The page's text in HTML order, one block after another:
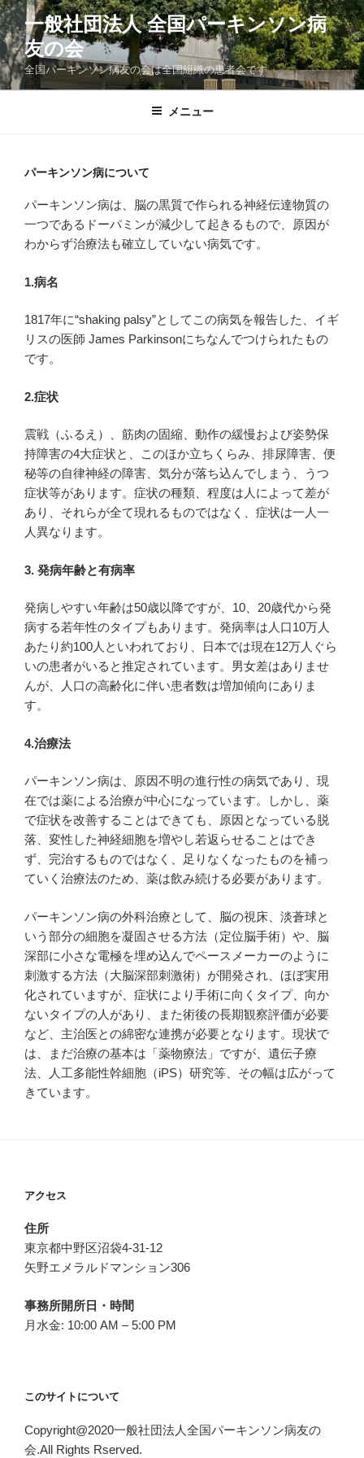
コ
ン
テ
ン
ツ
一般社団法人 全国パーキンソン病
友の会
全国パーキンソン病友の会は全国組織の患者会です
メニュー
パーキンソン病について
パーキンソン病は、脳の黒質で作られる神経伝達物質の
一つであるドーパミンが減少して起きるもので、原因が
わからず治療法も確立していない病気です。
1.病名
1817年に“shaking palsy”としてこの病気を報告した、イギ
リスの医師 James Parkinsonにちなんでつけられたもの
です。
2.症状
震戦（ふるえ）、筋肉の固縮、動作の緩慢および姿勢保
持障害の4大症状と、このほか立ちくらみ、排尿障害、便
秘等の自律神経の障害、気分が落ち込んでしまう、うつ
症状等があります。症状の種類、程度は人によって差が
あり、それらが全て現れるものではなく、症状は一人一
人異なります。
3. 発病年齢と有病率
発病しやすい年齢は50歳以降ですが、10、20歳代から発
病する若年性のタイプもあります。発病率は人口10万人
あたり約100人といわれており、日本では現在12万人ぐら
いの患者がいると推定されています。男女差はありませ
んが、人口の高齢化に伴い患者数は増加傾向にありま
す。
4.治療法
パーキンソン病は、原因不明の進行性の病気であり、現
在では薬による治療が中心になっています。しかし、薬
で症状を改善することはできても、原因となっている脱
落、変性した神経細胞を増やし若返らせることはでき
ず、完治するものではなく、足りなくなったものを補っ
ていく治療法のため、薬は飲み続ける必要があります。
パーキンソン病の外科治療として、脳の視床、淡蒼球と
いう部分の細胞を凝固させる方法（定位脳手術）や、脳
深部に小さな電極を埋め込んでペースメーカーのように
刺激する方法（大脳深部刺激術）が開発され、ほぼ実用
化されていますが、症状により手術に向くタイプ、向か
ないタイプの人があり、また術後の長期観察評価が必要
など、主治医との綿密な連携が必要となります。現状で
は、まだ治療の基本は「薬物療法」ですが、遺伝子療
法、人工多能性幹細胞（iPS）研究等、その幅は広がって
きています。
アクセス
住所
東京都中野区沼袋4-31-12
矢野エメラルドマンション306
事務所開所日・時間
月水金: 10:00 AM – 5:00 PM
このサイトについて
Copyright@2020一般社団法人全国パーキンソン病友の
会.All Rights Rserved.